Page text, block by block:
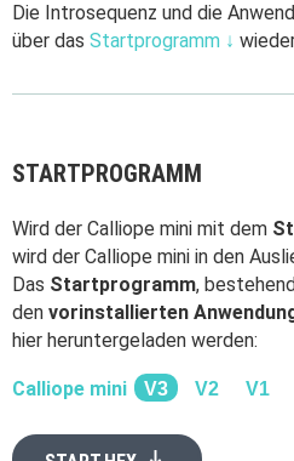
Die Introsequenz und die
über das Startprogramm ↓
STARTPROGRAMM
Wird der Calliope mini mit dem
wird der Calliope mini in den
Das Startprogramm,
den vorinstallierten
hier heruntergeladen werden:
Calliope mini V3 V2 V1